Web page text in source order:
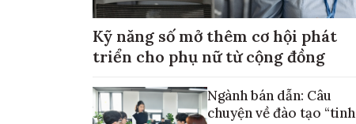
Kỹ năng số mở thêm cơ hội phát
triển cho phụ nữ từ cộng đồng
Ngành bán dẫn: Câu
chuyện về đào tạo “tinh